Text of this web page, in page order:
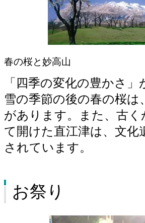
春の桜と妙高山
「四季の変化の豊かさ」
雪の季節の後の春の桜は
があります。また、古く
て開けた直江津は、文化
されています。
お祭り